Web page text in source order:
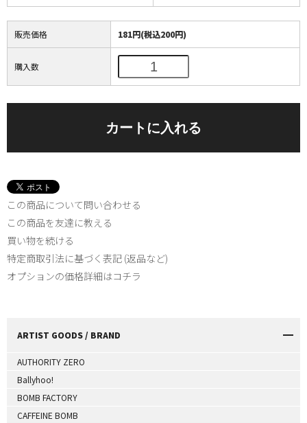
販売価格 181円(税込200円)
購入数
この商品について問い合わせる
この商品を友達に教える
買い物を続ける
特定商取引法に基づく表記 (返品など)
オプションの価格詳細はコチラ
ARTIST GOODS / BRAND
AUTHORITY ZERO
Ballyhoo!
BOMB FACTORY
CAFFEINE BOMB